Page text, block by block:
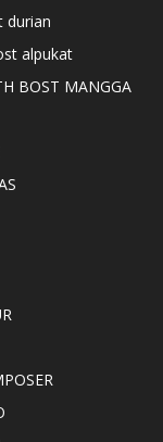
durian
alpukat
BOST MANGGA